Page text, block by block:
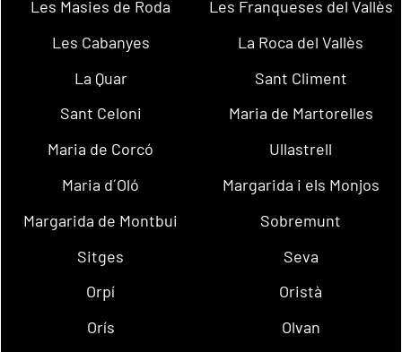
Les Masies de Roda
Les Franqueses del Vallès
Les Cabanyes
La Roca del Vallès
La Quar
Sant Climent
Sant Celoni
Maria de Martorelles
Maria de Corcó
Ullastrell
Maria d´Oló
Margarida i els Monjos
Margarida de Montbui
Sobremunt
Sitges
Seva
Orpí
Oristà
Orís
Olvan